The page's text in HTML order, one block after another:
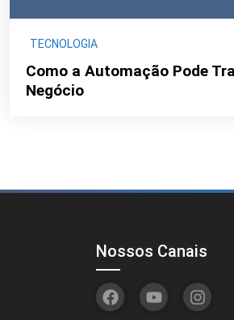
TECNOLOGIA
Como a Automação Pode
Negócio
Nossos Canais